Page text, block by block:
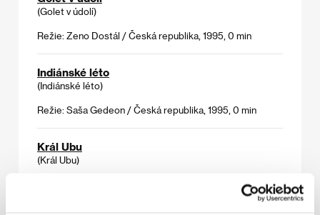
(Golet v údolí)
Režie: Zeno Dostál / Česká republika, 1995, 0 min
Indiánské léto
(Indiánské léto)
Režie: Saša Gedeon / Česká republika, 1995, 0 min
Král Ubu
(Král Ubu)
Režie: F. A. Brabec / Česká republika, 1996, 0 min